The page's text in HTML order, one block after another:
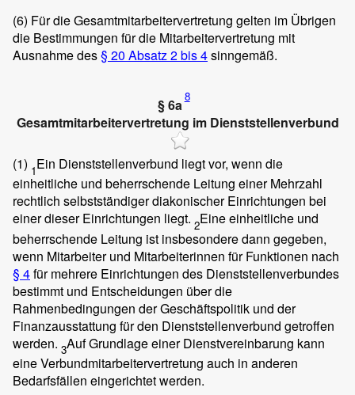
(6) Für die Gesamtmitarbeitervertretung gelten im Übrigen
die Bestimmungen für die Mitarbeitervertretung mit
Ausnahme des§ 20 Absatz 2 bis 4sinngemäß.
§ 6a8
Gesamtmitarbeitervertretung im Dienststellenverbund
(1) 1Ein Dienststellenverbund liegt vor, wenn die
einheitliche und beherrschende Leitung einer Mehrzahl
rechtlich selbstständiger diakonischer Einrichtungen bei
einer dieser Einrichtungen liegt. 2Eine einheitliche und
beherrschende Leitung ist insbesondere dann gegeben,
wenn Mitarbeiter und Mitarbeiterinnen für Funktionen nach
§ 4für mehrere Einrichtungen des Dienststellenverbundes
bestimmt und Entscheidungen über die
Rahmenbedingungen der Geschäftspolitik und der
Finanzausstattung für den Dienststellenverbund getroffen
werden. 3Auf Grundlage einer Dienstvereinbarung kann
eine Verbundmitarbeitervertretung auch in anderen
Bedarfsfällen eingerichtet werden.